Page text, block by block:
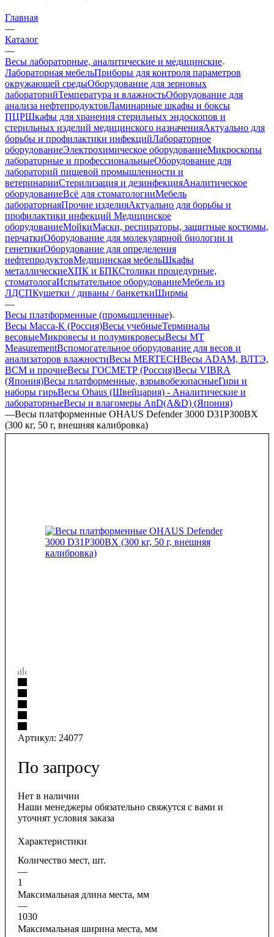
Главная
—
Каталог
—
Весы лабораторные, аналитические и медицинские
Лабораторная мебельПриборы для контроля параметров
окружающей средыОборудование для зерновых
лабораторийТемпература и влажностьОборудование для
анализа нефтепродуктовЛаминарные шкафы и боксы
ПЦРШкафы для хранения стерильных эндоскопов и
стерильных изделий медицинского назначенияАктуально для
борьбы и профилактики инфекцийЛабораторное
оборудованиеЭлектрохимическое оборудованиеМикроскопы
лабораторные и профессиональныеОборудование для
лабораторий пищевой промышленности и
ветеринарииСтерилизация и дезинфекцияАналитическое
оборудованиеВсё для стоматологииМебель
лабораторнаяПрочие изделияАктуально для борьбы и
профилактики инфекций Медицинское
оборудованиеМойкиМаски, респираторы, защитные костюмы,
перчаткиОборудование для молекулярной биологии и
генетикиОборудование для определения
нефтепродуктовМедицинская мебельШкафы
металлическиеХПК и БПКСтолики процедурные,
стоматологаИспытательное оборудованиеМебель из
ЛДСПКушетки / диваны / банкеткиШирмы
—
Весы платформенные (промышленные)
Весы Масса-К (Россия)Весы учебныеТерминалы
весовыеМикровесы и полумикровесыВесы MT
MeasurementВспомогательное оборудование для весов и
анализаторов влажностиВесы MERTECHВесы ADAM, ВЛТЭ,
BCM и прочиеВесы ГОСМЕТР (Россия)Весы VIBRA
(Япония)Весы платформенные, взрывобезопасныеГири и
наборы гирьВесы Ohaus (Швейцария) - Аналитические и
лабораторныеВесы и влагомеры AnD(A&D) (Япония)
—Весы платформенные OHAUS Defender 3000 D31P300BX
(300 кг, 50 г, внешняя калибровка)
Артикул: 24077
По запросу
Нет в наличии
Наши менеджеры обязательно свяжутся с вами и
уточнят условия заказа
Характеристики
Количество мест, шт.
—
1
Максимальная длина места, мм
—
1030
Максимальная ширина места, мм